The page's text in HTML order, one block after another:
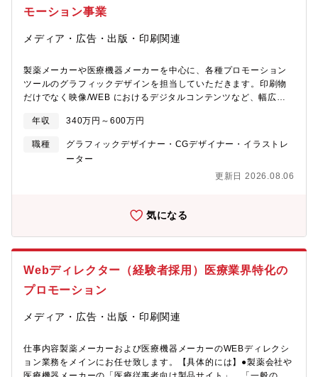
モーション事業
メディア・広告・出版・印刷関連
製薬メーカーや医療機器メーカーを中心に、各種プロモーション
ツールのグラフィックデザインを担当していただきます。印刷物
だけでなく映像/WEB におけるデジタルコンテンツなど、幅広い
グやパンフレット、ポスター、雑誌広告、会社案内、社内報等の
デザイン制作に加え、ブランディング構築や製品キービジュア
ル、ロゴマーク作成等をお任せします。■映像/WEB コンテンツの
グラフィック制作にも携わっていただきます。【求める人物
像】・新しい技術や分野にも興味を持ち、意欲的に学ぶことがで
ができる方※デザインをする上で、医療の専門的な知識がなくて
任感のある方
年収 340万円～600万円
職種
グラフィックデザイナー・CGデザイナー・イラストレ
ーター
更新日 2026.08.06
気になる
Webディレクター（経験者採用）医療業界特化の
プロモーション
メディア・広告・出版・印刷関連
仕事内容製薬メーカーおよび医療機器メーカーのWEBディレクシ
ョン業務をメインにお任せ致します。【具体的には】●製薬会社や